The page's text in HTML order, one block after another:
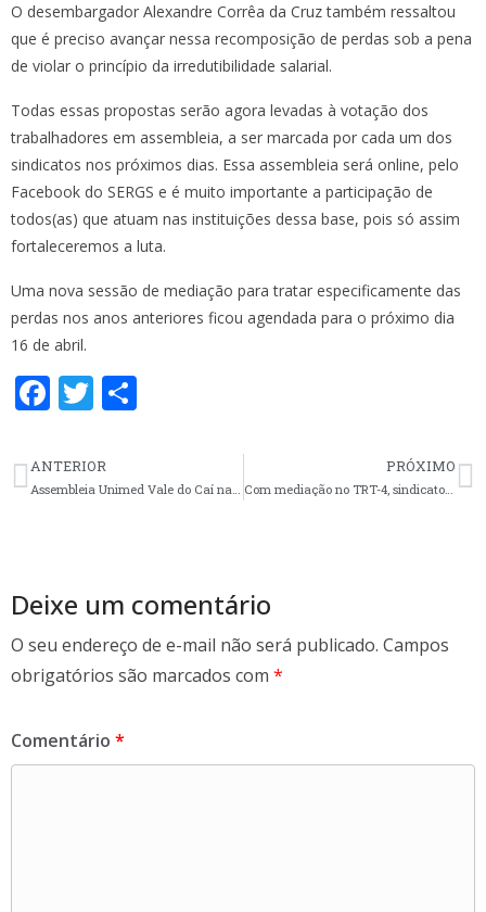
O desembargador Alexandre Corrêa da Cruz também ressaltou
que é preciso avançar nessa recomposição de perdas sob a pena
de violar o princípio da irredutibilidade salarial.
Todas essas propostas serão agora levadas à votação dos
trabalhadores em assembleia, a ser marcada por cada um dos
sindicatos nos próximos dias. Essa assembleia será online, pelo
Facebook do SERGS e é muito importante a participação de
todos(as) que atuam nas instituições dessa base, pois só assim
fortaleceremos a luta.
Uma nova sessão de mediação para tratar especificamente das
perdas nos anos anteriores ficou agendada para o próximo dia
16 de abril.
F
e
b
k
T
itt
er e
ANTERIOR
Assembleia Unimed Vale do Caí na próxima quarta (31)
PRÓXIMO
Com mediação no TRT-4, sindicatos tentam firmar acordo com Hapvida/Centro Clínico Gaúcho – Humaniza e Unidades de Saúde
Deixe um comentário
O seu endereço de e-mail não será publicado. Campos
obrigatórios são marcados com *
Comentário *